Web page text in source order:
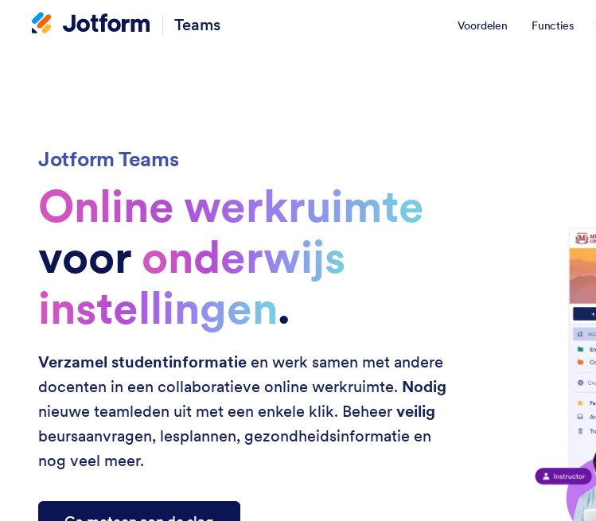
Teams Voordelen Functies
Jotform Teams
Online werkruimte
voor onderwijs
instellingen.
Verzamel studentinformatie en werk samen met andere
docenten in een collaboratieve online werkruimte. Nodig
nieuwe teamleden uit met een enkele klik. Beheerveilig
beursaanvragen, lesplannen, gezondheidsinformatie en
nog veel meer.